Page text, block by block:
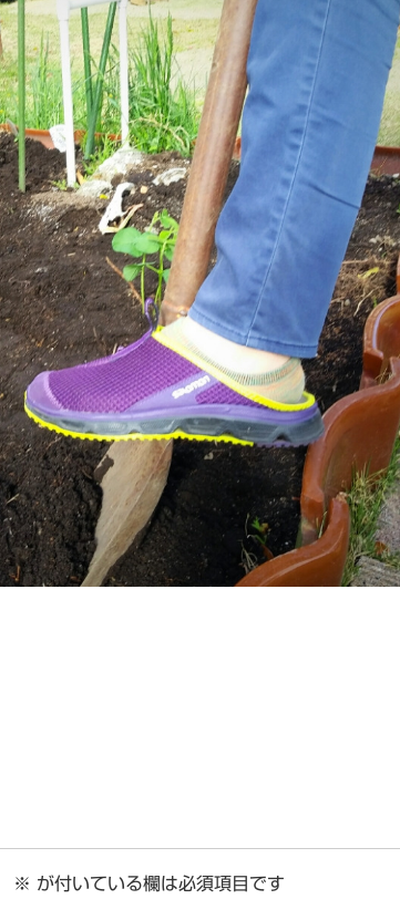
※ が付いている欄は必須項目です